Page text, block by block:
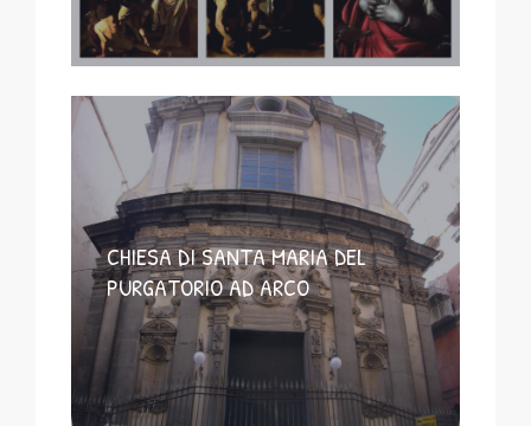
CHIESA DI SANTA MARIA DEL
PURGATORIO AD ARCO